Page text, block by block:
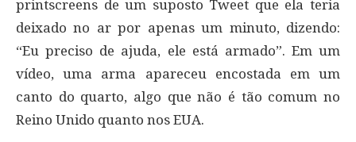
printscreens de um suposto Tweet que ela teria
deixado no ar por apenas um minuto, dizendo:
“Eu preciso de ajuda, ele está armado”. Em um
vídeo, uma arma apareceu encostada em um
canto do quarto, algo que não é tão comum no
Reino Unido quanto nos EUA.